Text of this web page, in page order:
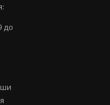
до